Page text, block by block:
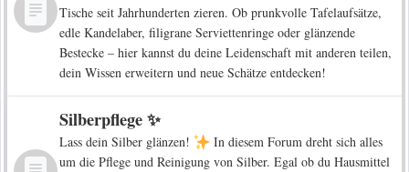
Tische seit Jahrhunderten zieren. Ob prunkvolle Tafelaufsätze,
edle Kandelaber, filigrane Serviettenringe oder glänzende
Bestecke – hier kannst du deine Leidenschaft mit anderen teilen,
dein Wissen erweitern und neue Schätze entdecken!
Silberpflege ✨
Lass dein Silber glänzen!
In diesem Forum dreht sich alles
um die Pflege und Reinigung von Silber. Egal ob du Hausmittel